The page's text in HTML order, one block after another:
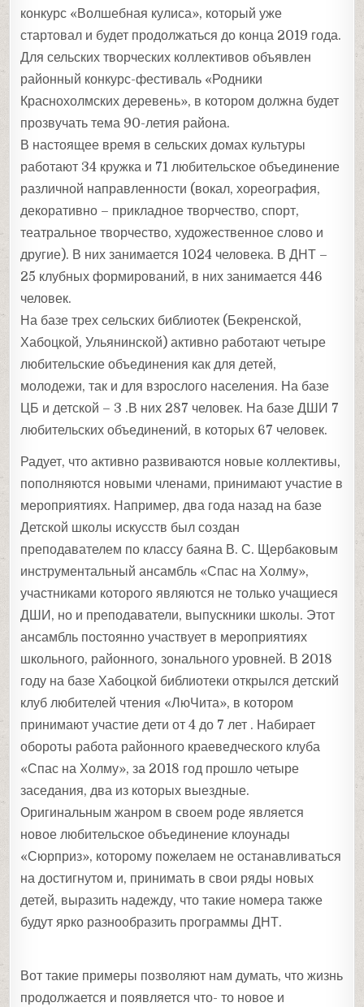
конкурс «Волшебная кулиса», который уже
стартовал и будет продолжаться до конца 2019 года.
Для сельских творческих коллективов объявлен
районный конкурс-фестиваль «Родники
Краснохолмских деревень», в котором должна будет
прозвучать тема 90-летия района.
В настоящее время в сельских домах культуры
работают 34 кружка и 71 любительское объединение
различной направленности (вокал, хореография,
декоративно – прикладное творчество, спорт,
театральное творчество, художественное слово и
другие). В них занимается 1024 человека. В ДНТ –
25 клубных формирований, в них занимается 446
человек.
На базе трех сельских библиотек (Бекренской,
Хабоцкой, Ульянинской) активно работают четыре
любительские объединения как для детей,
молодежи, так и для взрослого населения. На базе
ЦБ и детской – 3 .В них 287 человек. На базе ДШИ 7
любительских объединений, в которых 67 человек.
Радует, что активно развиваются новые коллективы,
пополняются новыми членами, принимают участие в
мероприятиях. Например, два года назад на базе
Детской школы искусств был создан
преподавателем по классу баяна В. С. Щербаковым
инструментальный ансамбль «Спас на Холму»,
участниками которого являются не только учащиеся
ДШИ, но и преподаватели, выпускники школы. Этот
ансамбль постоянно участвует в мероприятиях
школьного, районного, зонального уровней. В 2018
году на базе Хабоцкой библиотеки открылся детский
клуб любителей чтения «ЛюЧита», в котором
принимают участие дети от 4 до 7 лет . Набирает
обороты работа районного краеведческого клуба
«Спас на Холму», за 2018 год прошло четыре
заседания, два из которых выездные.
Оригинальным жанром в своем роде является
новое любительское объединение клоунады
«Сюрприз», которому пожелаем не останавливаться
на достигнутом и, принимать в свои ряды новых
детей, выразить надежду, что такие номера также
будут ярко разнообразить программы ДНТ.
Вот такие примеры позволяют нам думать, что жизнь
продолжается и появляется что- то новое и